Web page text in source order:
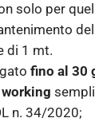
solo per
di 1 mt.
fino al 30
n. 34/2020;